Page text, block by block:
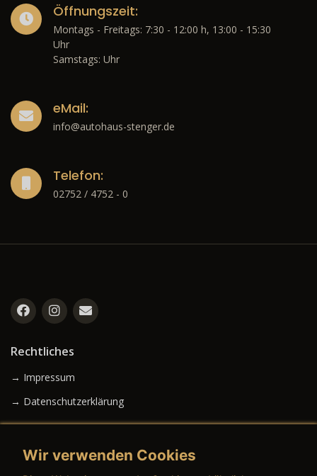
Öffnungszeit:
Montags - Freitags: 7:30 - 12:00 h, 13:00 - 15:30
Uhr
Samstags: Uhr
eMail:
info@autohaus-stenger.de
Telefon:
02752 / 4752 - 0
Rechtliches
→ Impressum
→ Datenschutzerklärung
Wir verwenden Cookies